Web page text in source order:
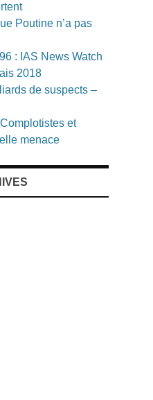
Poutine n’a pas
: IAS News Watch
2018
de suspects –
et
menace